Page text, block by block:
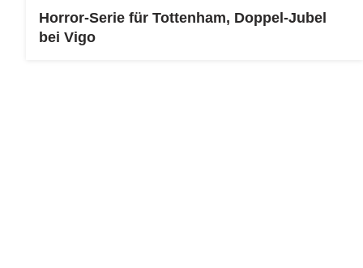
Horror-Serie für Tottenham, Doppel-Jubel
bei Vigo